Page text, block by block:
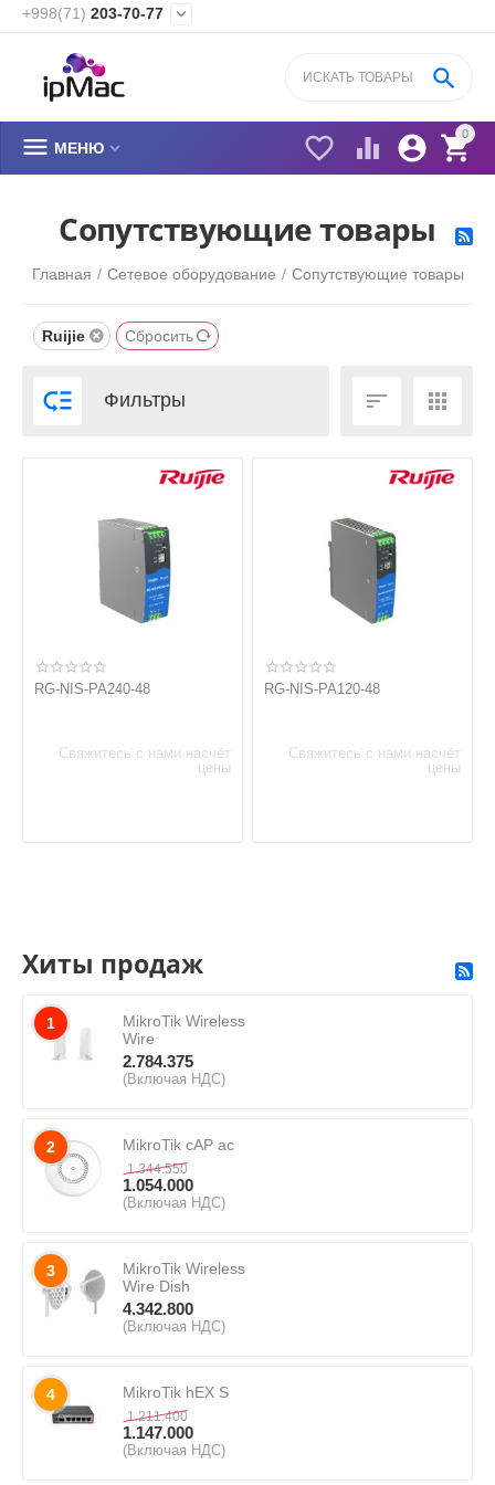
+998(71) 203-70-77 
0


 

 МЕНЮ 
Cопутствующие товары
Главная / Сетевое оборудование / Cопутствующие товары
Ruijie Сбросить
 Фильтры  
RG-NIS-PA240-48
Свяжитесь с нами насчёт
цены
RG-NIS-PA120-48
Свяжитесь с нами насчёт
цены
Хиты продаж
1
MikroTik Wireless
Wire
2.784.375
(Включая НДС)
2 MikroTik cAP ac
1.344.550
1.054.000
(Включая НДС)
3
MikroTik Wireless
Wire Dish
4.342.800
(Включая НДС)
4 MikroTik hEX S
1.211.400
1.147.000
(Включая НДС)